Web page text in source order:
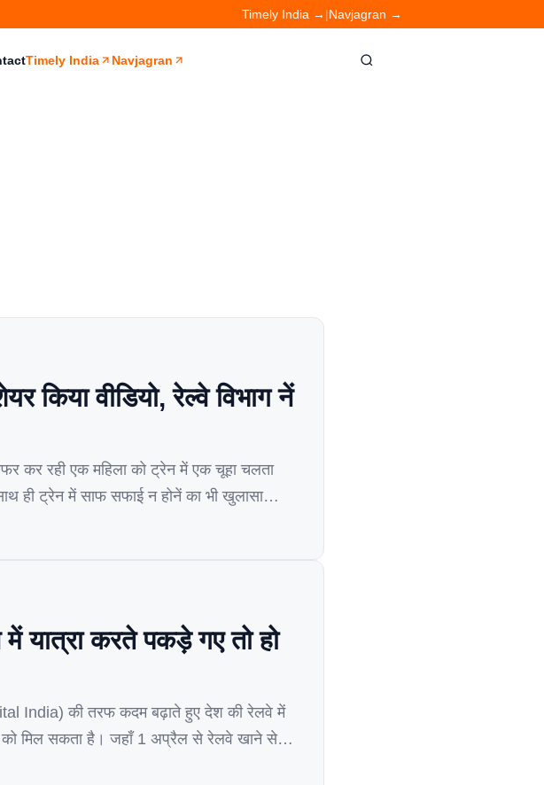
Timely India → |Navjagran →
Timely India Navjagran
किया वीडियो, रेल्वे विभाग नें
रही एक महिला को ट्रेन में एक चूहा चलता
ही ट्रेन में साफ सफाई न होनें का भी खुलासा
यात्रा करते पकड़े गए तो हो
India) की तरफ कदम बढ़ाते हुए देश की रेलवे में
मिल सकता है। जहाँ 1 अप्रैल से रेलवे खाने से